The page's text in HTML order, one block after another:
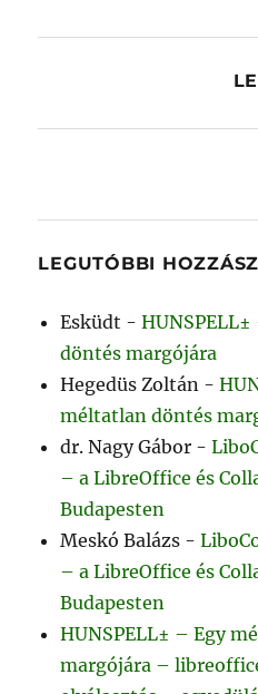
LEGUTÓBBI
Esküdt -
döntés margójára
Hegedüs Zoltán -
méltatlan döntés
dr. Nagy Gábor -
– a LibreOffice és
Budapesten
Meskó Balázs -
– a LibreOffice és
Budapesten
HUNSPELL± – Egy
margójára –